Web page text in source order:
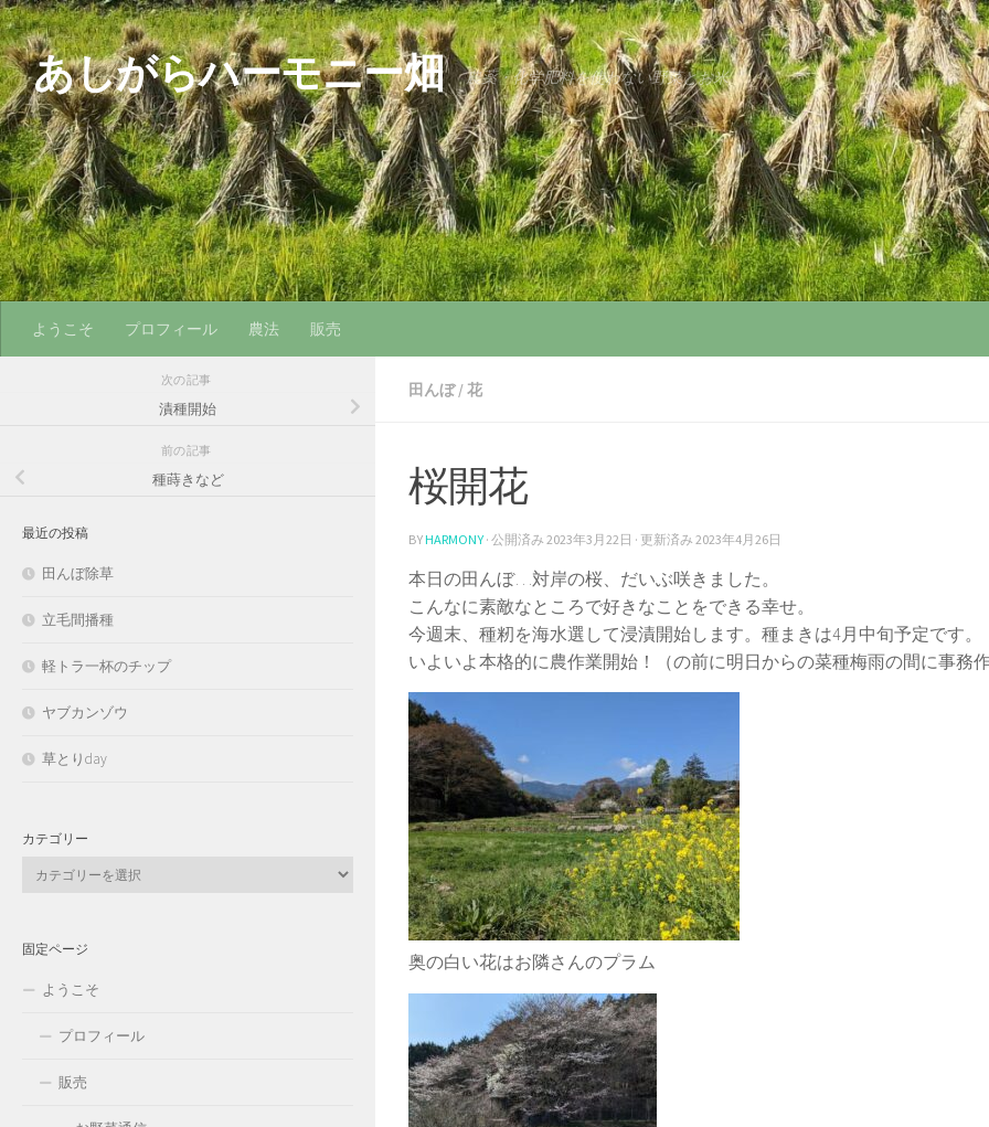
コンテンツへスキップ
あしがらハーモニー畑 農薬・化学肥料を使わない野菜とお米
ようこそ プロフィール 農法 販売
田んぼ /花
桜開花
BYHARMONY · 公開済み 2023年3月22日 · 更新済み 2023年4月26日
本日の田んぼ…対岸の桜、だいぶ咲きました。
こんなに素敵なところで好きなことをできる幸せ。
今週末、種籾を海水選して浸漬開始します。種まきは4月中旬予定です。
いよいよ本格的に農作業開始！（の前に明日からの菜種梅雨の間に事務
奥の白い花はお隣さんのプラム
次の記事
漬種開始
前の記事
種蒔きなど
最近の投稿
田んぼ除草
立毛間播種
軽トラ一杯のチップ
ヤブカンゾウ
草とりday
カテゴリー
ー
固定ページ
ようこそ
プロフィール
販売